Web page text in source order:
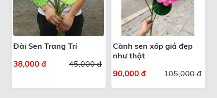
Đài Sen Trang Trí
45,000 đ
38,000 đ
Cành sen xốp giả đẹp
như thật
105,000 đ
90,000 đ